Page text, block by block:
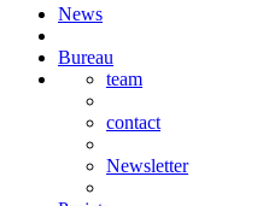
News
Bureau
team
contact
Newsletter